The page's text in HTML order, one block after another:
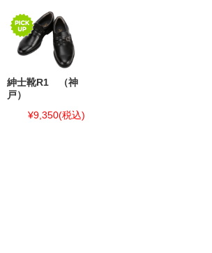
紳士靴R1 （神
戸）
¥9,350(税込)